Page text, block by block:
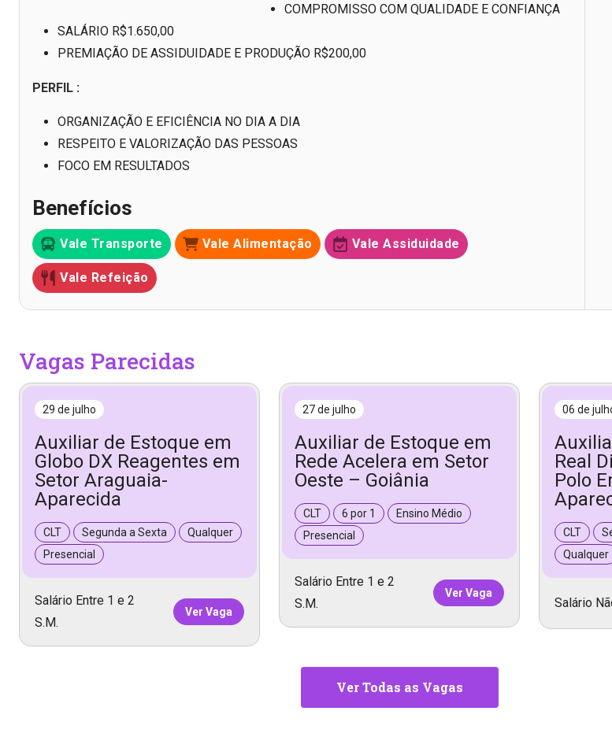
COMPROMISSO COM QUALIDADE E CONFIANÇA
SALÁRIO R$1.650,00
PREMIAÇÃO DE ASSIDUIDADE E PRODUÇÃO R$200,00
PERFIL :
ORGANIZAÇÃO E EFICIÊNCIA NO DIA A DIA
RESPEITO E VALORIZAÇÃO DAS PESSOAS
FOCO EM RESULTADOS
Benefícios
Vale Transporte Vale Alimentação Vale Assiduidade
Vale Refeição
Vagas Parecidas
29 de julho
Auxiliar de Estoque em
Globo DX Reagentes em
Setor Araguaia-
Aparecida
CLT Segunda a Sexta
Qualquer
Presencial
Salário Entre 1 e 2
S.M.
Ver Vaga
27 de julho
Auxiliar de Estoque em
Rede Acelera em Setor
Oeste – Goiânia
CLT 6 por 1
Ensino Médio
Presencial
Salário Entre 1 e 2
S.M.
Ver Vaga
06 de
Real
Polo
CLT
Qualquer
Salário
Ver Todas as Vagas